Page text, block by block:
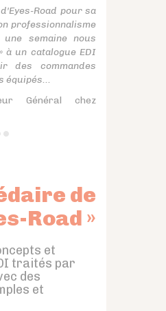
Road pour sa
professionnalisme
semaine nous
à un catalogue EDI
des commandes
équipés...
Général chez
de
Road »
et
traités par
des
et